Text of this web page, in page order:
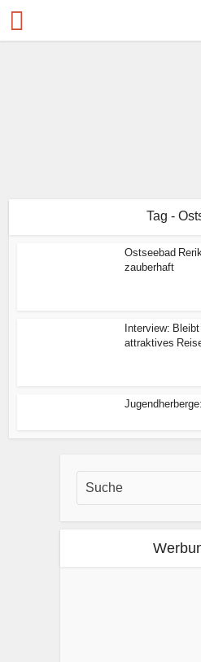
Tag -
Ostseebad
zauberhaft
Interview:
attraktives